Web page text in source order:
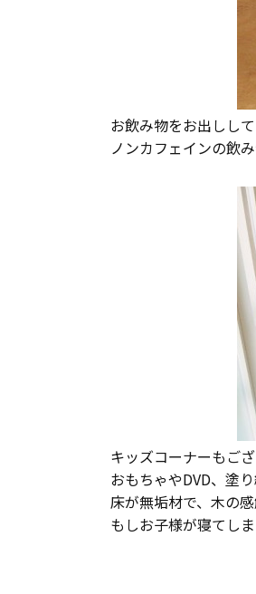
お飲み物をお出しし
ノンカフェインの飲
キッズコーナーもご
おもちゃやDVD、塗り
床が無垢材で、木の
もしお子様が寝てし